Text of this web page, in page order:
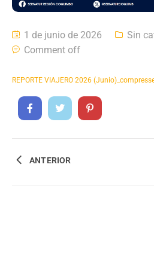
1 de junio de 2026
Sin
Comment off
REPORTE VIAJERO 2026
ANTERIOR